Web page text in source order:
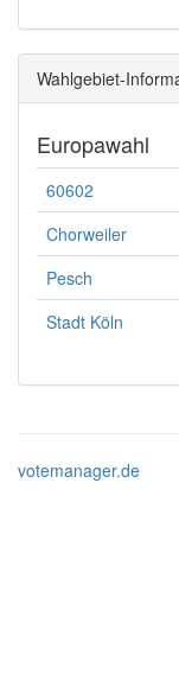
Wahlgebiet-
Europawahl
60602
Chorweiler
Pesch
Stadt Köln
votemanager.de